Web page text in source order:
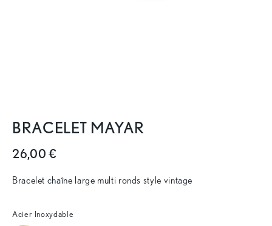
BRACELET MAYAR
26,00 €
Bracelet chaîne large multi ronds style vintage
Acier Inoxydable